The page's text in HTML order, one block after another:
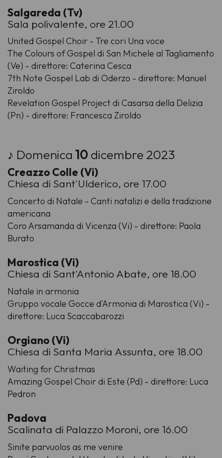
Salgareda (Tv)
Sala polivalente, ore 21.00
United Gospel Choir - Tre cori Una voce
The Colours of Gospel di San Michele al Tagliamento
(Ve) - direttore: Caterina Cesca
7th Note Gospel Lab di Oderzo - direttore: Manuel
Ziroldo
Revelation Gospel Project di Casarsa della Delizia
(Pn) - direttore: Francesca Ziroldo
♪ Domenica 10 dicembre 2023
Creazzo Colle (Vi)
Chiesa di Sant'Ulderico, ore 17.00
Concerto di Natale - Canti natalizi e della tradizione
americana
Coro Arsamanda di Vicenza (Vi) - direttore: Paola
Burato
Marostica (Vi)
Chiesa di Sant'Antonio Abate, ore 18.00
Natale in armonia
Gruppo vocale Gocce d'Armonia di Marostica (Vi) -
direttore: Luca Scaccabarozzi
Orgiano (Vi)
Chiesa di Santa Maria Assunta, ore 18.00
Waiting for Christmas
Amazing Gospel Choir di Este (Pd) - direttore: Luca
Pedron
Padova
Scalinata di Palazzo Moroni, ore 16.00
Sinite parvuolos as me venire